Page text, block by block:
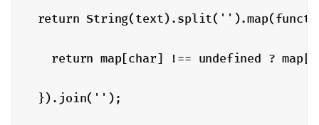
return
return map[char] !== undefined ?
  }).join('');